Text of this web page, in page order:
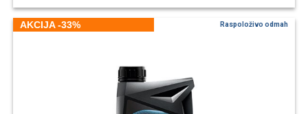
AKCIJA -33% Raspoloživo odmah